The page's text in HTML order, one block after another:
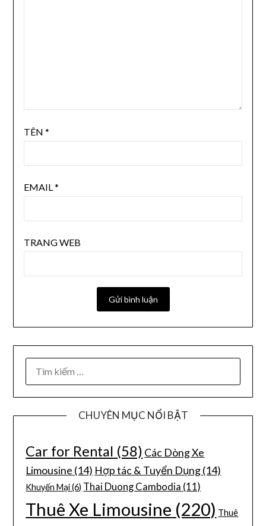
TÊN *
EMAIL*
TRANG WEB
CHUYÊN MỤC NỔI BẬT
Car for Rental (58) Các Dòng Xe
Limousine (14) Hợp tác & Tuyển Dụng(14)
Khuyến Mại(6) Thai Duong Cambodia (11)
Thuê Xe Limousine (220) Thuê